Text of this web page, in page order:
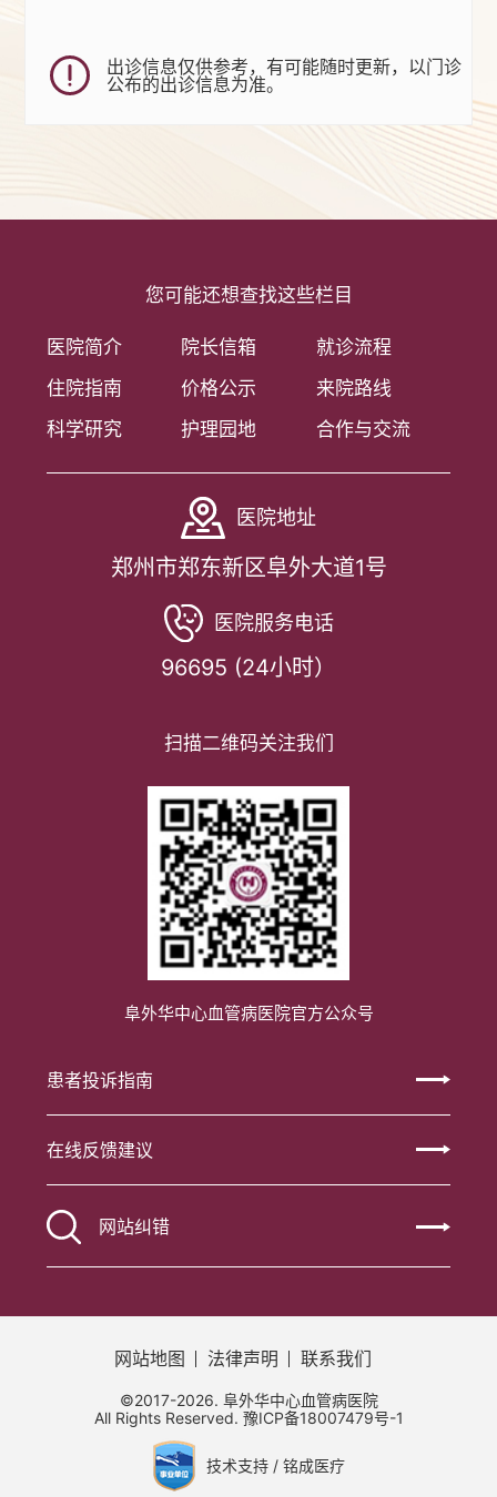
出诊信息仅供参考，有可能随时更新，以门诊
公布的出诊信息为准。
您可能还想查找这些栏目
医院简介 院长信箱
就诊流程
住院指南
价格公示
来院路线
科学研究
护理园地 合作与交流
医院地址
郑州市郑东新区阜外大道1号
医院服务电话
96695 (24小时）
扫描二维码关注我们
阜外华中心血管病医院官方公众号
患者投诉指南
在线反馈建议
网站纠错
网站地图 法律声明 联系我们
©2017-2026. 阜外华中心血管病医院
All Rights Reserved. 豫ICP备18007479号-1
技术支持 / 铭成医疗